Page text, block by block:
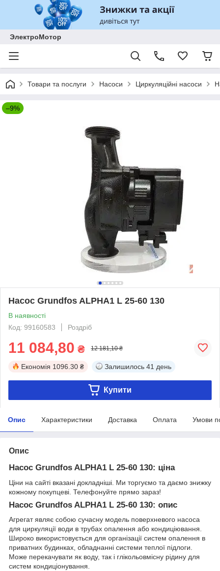
ЭлектроМотор
Товари та послуги Насоси Циркуляційні насоси
–9%
Насос Grundfos ALPHA1 L 25-60 130
В наявності
Код: 99160583
Роздріб
11 084,80 ₴ 12 181,10 ₴
Економія 1096.30 ₴ Залишилось 41 день
Купити
Опис Характеристики Доставка Оплата Умови
Опис
Насос Grundfos ALPHA1 L 25-60 130: ціна
Ціни на сайті вказані докладніші. Ми торгуємо та даємо знижку
кожному покупцеві. Телефонуйте прямо зараз!
Насос Grundfos ALPHA1 L 25-60 130: опис
Агрегат являє собою сучасну модель поверхневого насоса
для циркуляції води в трубах опалення або кондиціювання.
Широко використовується для організації систем опалення в
приватних будинках, обладнанні системи теплої підлоги.
Може перекачувати як воду, так і глікольовмісну рідину для
систем кондиціонування.